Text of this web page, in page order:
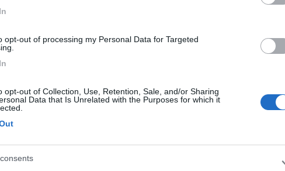
opt-out of processing my Personal Data for Targeted
opt-out of Collection, Use, Retention, Sale, and/or Sharing
Data that Is Unrelated with the Purposes for which it
Tour dell'Arco Alpino: da ovest a est
Previous